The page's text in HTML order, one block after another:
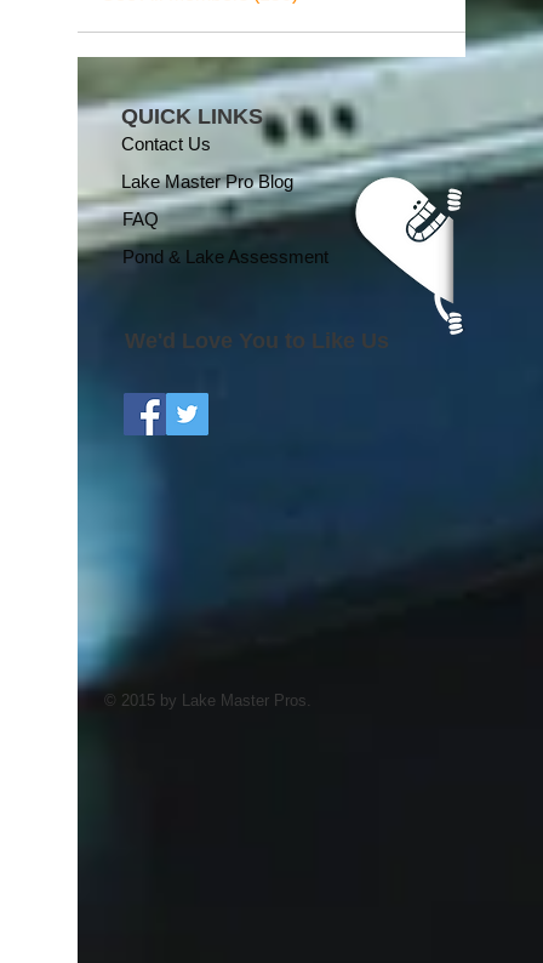
QUICK LINKS
Contact Us
Lake Master Pro Blog
FAQ
Pond & Lake Assessment
We'd Love You to Like Us
© 2015 by Lake Master Pros.